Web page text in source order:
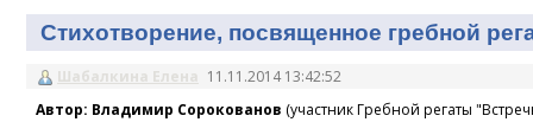
Стихотворение, посвященное гребной
Шабалкина Елена 11.11.2014 13:42:52
Автор: Владимир Сорокованов (участник Гребной регаты